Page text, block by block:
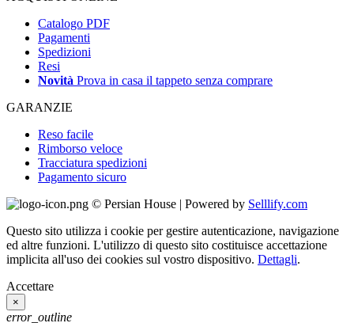
Catalogo PDF
Pagamenti
Spedizioni
Resi
Novità Prova in casa il tappeto senza comprare
GARANZIE
Reso facile
Rimborso veloce
Tracciatura spedizioni
Pagamento sicuro
© Persian House | Powered by Selllify.com
Questo sito utilizza i cookie per gestire autenticazione, navigazione
ed altre funzioni. L'utilizzo di questo sito costituisce accettazione
implicita all'uso dei cookies sul vostro dispositivo. Dettagli.
Accettare
×
error_outline